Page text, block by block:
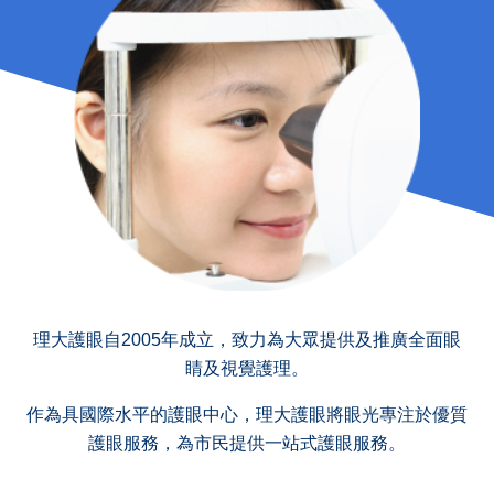
理大護眼自2005年成立，致力為大眾提供及推廣全面眼
睛及視覺護理。
作為具國際水平的護眼中心，理大護眼將眼光專注於優質
護眼服務，為市民提供一站式護眼服務。